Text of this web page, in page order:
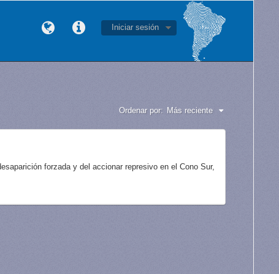
Iniciar sesión
Ordenar por: Más reciente
forzada y del accionar represivo en el Cono Sur,